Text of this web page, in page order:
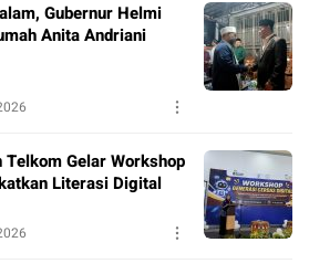
Gubernur Helmi
Anita Andriani
Gelar Workshop
Literasi Digital